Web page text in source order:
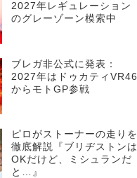
2027年レギュレーション
のグレーゾーン模索中
ブレガ非公式に発表：
2027年はドゥカティVR46
からモトGP参戦
ピロがストーナーの走りを
徹底解説『ブリヂストンは
OKだけど、ミシュランだ
と…』